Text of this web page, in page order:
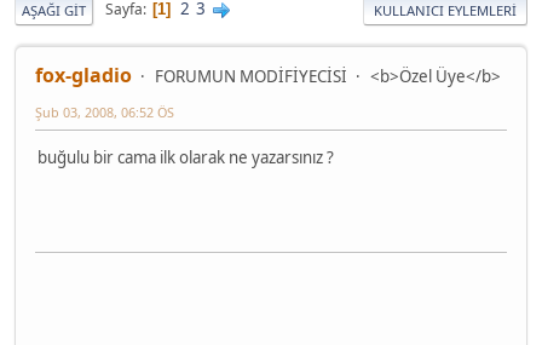
AŞAĞI GIT Sayfa 1 2 3 KULLANICI EYLEMLERI
fox-gladio FORUMUN MODİFİYECİSİ <b>Özel Üye</b>
Şub 03, 2008, 06:52 ÖS
buğulu bir cama ilk olarak ne yazarsınız ?